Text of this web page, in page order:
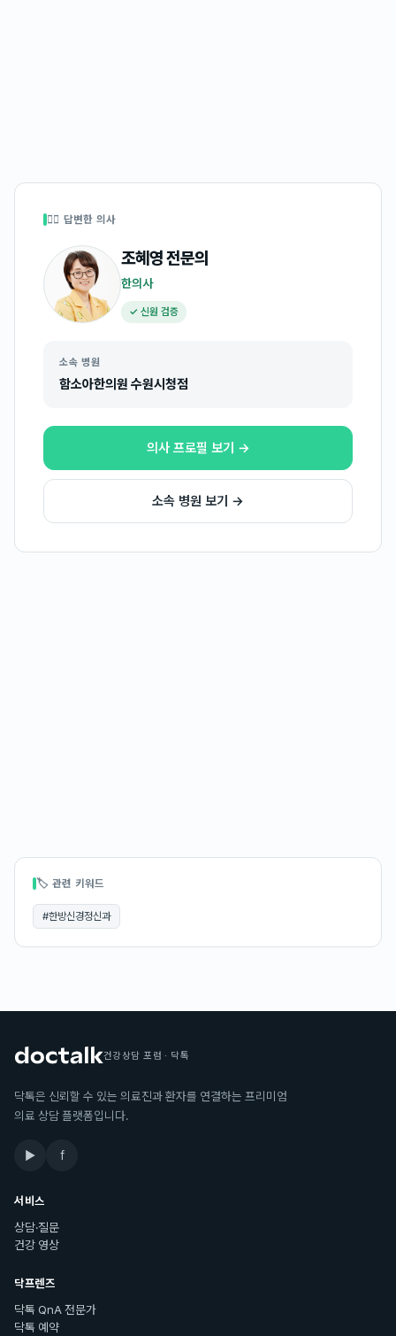
👩‍⚕️ 답변한 의사
조혜영전문의
한의사
✓ 신원 검증
소속 병원
함소아한의원 수원시청점
의사 프로필 보기 →
소속 병원 보기 →
🏷 관련 키워드
#한방신경정신과
건강상담 포럼 · 닥톡
닥톡은 신뢰할 수 있는 의료진과 환자를 연결하는 프리미엄
의료 상담 플랫폼입니다.
▶ f
서비스
상담·질문
건강 영상
닥프렌즈
닥톡 QnA 전문가
닥톡 예약